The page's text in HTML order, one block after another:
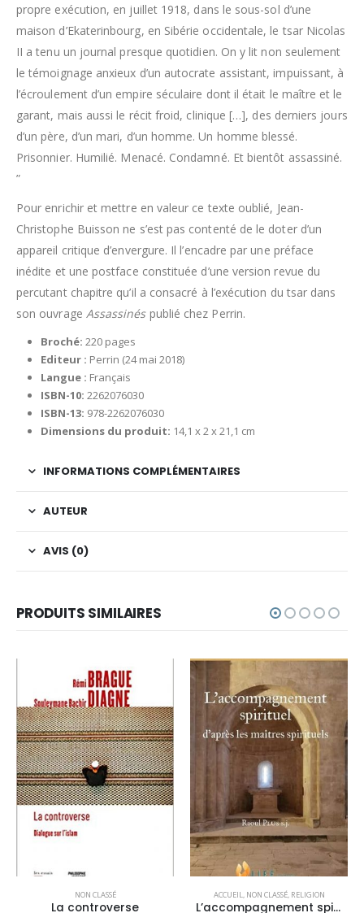
propre exécution, en juillet 1918, dans le sous-sol d’une
maison d’Ekaterinbourg, en Sibérie occidentale, le tsar Nicolas
II a tenu un journal presque quotidien. On y lit non seulement
le témoignage anxieux d’un autocrate assistant, impuissant, à
l’écroulement d’un empire séculaire dont il était le maître et le
garant, mais aussi le récit froid, clinique […], des derniers jours
d’un père, d’un mari, d’un homme. Un homme blessé.
Prisonnier. Humilié. Menacé. Condamné. Et bientôt assassiné.
”
Pour enrichir et mettre en valeur ce texte oublié, Jean-
Christophe Buisson ne s’est pas contenté de le doter d’un
appareil critique d’envergure. Il l’encadre par une préface
inédite et une postface constituée d’une version revue du
percutant chapitre qu’il a consacré à l’exécution du tsar dans
son ouvrage Assassinés publié chez Perrin.
Broché: 220 pages
Editeur : Perrin (24 mai 2018)
Langue : Français
ISBN-10: 2262076030
ISBN-13: 978-2262076030
Dimensions du produit: 14,1 x 2 x 21,1 cm
INFORMATIONS COMPLÉMENTAIRES
AUTEUR
AVIS (0)
PRODUITS SIMILAIRES
NON CLASSÉ
La controverse
ACCUEIL, NON CLASSÉ, RELIGION
L’accompagnement spirituel : d’après les maîtres spirituels